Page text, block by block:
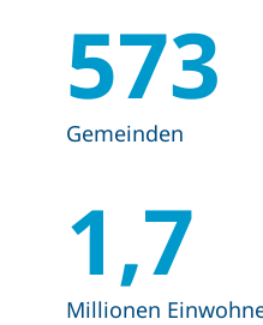
573
Gemeinden
1,7
Millionen